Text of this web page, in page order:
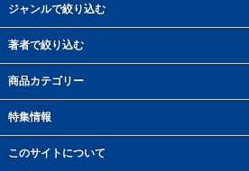
ジャンルで絞り込む
著者で絞り込む
商品カテゴリー
特集情報
このサイトについて